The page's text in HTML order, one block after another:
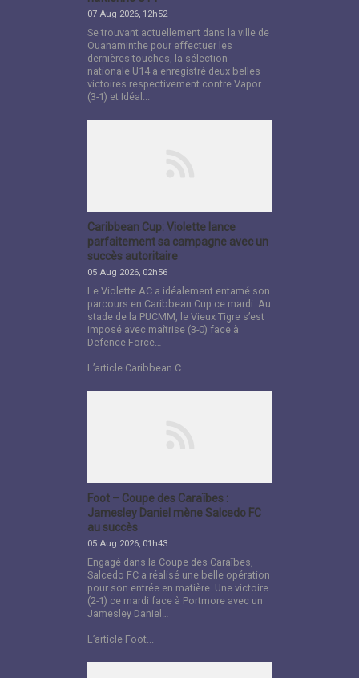
07 Aug 2026, 12h52
Se trouvant actuellement dans la ville de
Ouanaminthe pour effectuer les
dernières touches, la sélection
nationale U14 a enregistré deux belles
victoires respectivement contre Vapor
(3-1) et Idéal...
Caribbean Cup: Violette lance
parfaitement sa campagne avec un
succès autoritaire
05 Aug 2026, 02h56
Le Violette AC a idéalement entamé son
parcours en Caribbean Cup ce mardi. Au
stade de la PUCMM, le Vieux Tigre s’est
imposé avec maîtrise (3-0) face à
Defence Force…
L’article Caribbean C...
Foot – Coupe des Caraïbes :
Jamesley Daniel mène Salcedo FC
au succès
05 Aug 2026, 01h43
Engagé dans la Coupe des Caraïbes,
Salcedo FC a réalisé une belle opération
pour son entrée en matière. Une victoire
(2-1) ce mardi face à Portmore avec un
Jamesley Daniel…
L’article Foot...